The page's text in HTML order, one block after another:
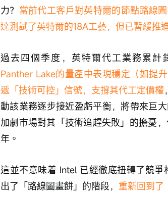
力？ 當前代工客戶對英特爾的節點路線
達測試了英特爾的18A工藝，但已暫緩推
過去四個季度，英特爾代工業務累計
Panther Lake的量產中表現穩定（如提
遞「技術可控」信號，支撐其代工定價權
動該業務逐步接近盈虧平衡，將帶來巨
加劇市場對其「技術追趕失敗」的擔憂
年。
這並不意味着 Intel 已經徹底扭轉了競
出了「路線圖畫餅」的階段， 重新回到了